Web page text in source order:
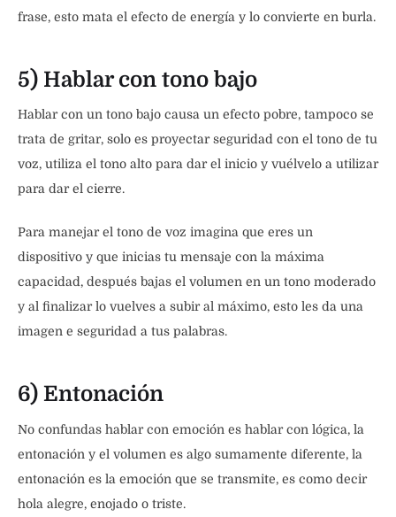
frase, esto mata el efecto de energía y lo convierte en burla.
5) Hablar con tono bajo
Hablar con un tono bajo causa un efecto pobre, tampoco se
trata de gritar, solo es proyectar seguridad con el tono de tu
voz, utiliza el tono alto para dar el inicio y vuélvelo a utilizar
para dar el cierre.
Para manejar el tono de voz imagina que eres un
dispositivo y que inicias tu mensaje con la máxima
capacidad, después bajas el volumen en un tono moderado
y al finalizar lo vuelves a subir al máximo, esto les da una
imagen e seguridad a tus palabras.
6) Entonación
No confundas hablar con emoción es hablar con lógica, la
entonación y el volumen es algo sumamente diferente, la
entonación es la emoción que se transmite, es como decir
hola alegre, enojado o triste.